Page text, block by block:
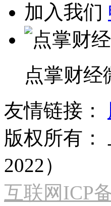
加入我们
点掌财经
友情链接：
版权所有：
2022）
互联网ICP